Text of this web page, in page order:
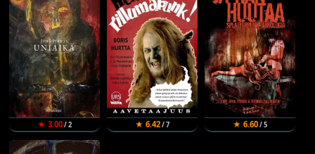
★ 3.00/ 2 ★ 6.42/ 7 ★ 6.60/ 5